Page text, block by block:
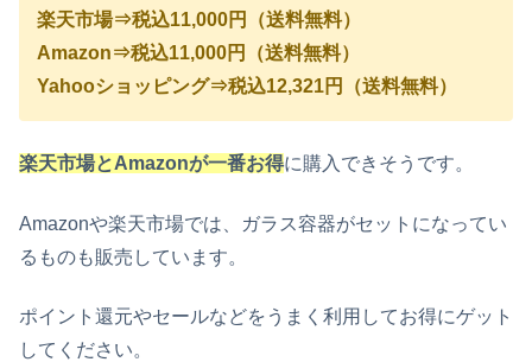
楽天市場⇒税込11,000円（送料無料）
Amazon⇒税込11,000円（送料無料）
Yahooショッピング⇒税込12,321円（送料無料）
楽天市場とAmazonが一番お得に購入できそうです。
Amazonや楽天市場では、ガラス容器がセットになってい
るものも販売しています。
ポイント還元やセールなどをうまく利用してお得にゲット
してください。